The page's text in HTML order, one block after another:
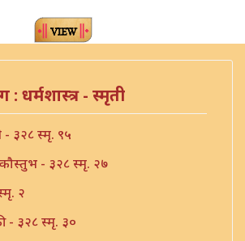
धर्मशास्त्र - स्मृती
- ३२८ स्मृ. ९५
- ३२८ स्मृ. २७
२
- ३२८ स्मृ. ३०